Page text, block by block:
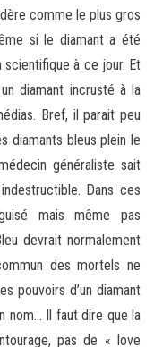
comme le plus gros
si le diamant a été
à ce jour. Et
diamant incrusté à la
Bref, il parait peu
diamants bleus plein le
généraliste sait
Dans ces
mais même pas
devrait normalement
des mortels ne
pouvoirs d’un diamant
nom… Il faut dire que la
pas de « love